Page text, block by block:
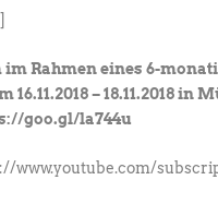
Rahmen eines 6-
– 18.11.2018 in
goo.gl/la744u
www.youtube.com/